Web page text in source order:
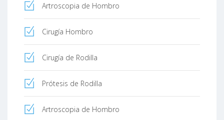
Artroscopia de Hombro
Cirugía Hombro
Cirugía de Rodilla
Prótesis de Rodilla
Artroscopia de Hombro